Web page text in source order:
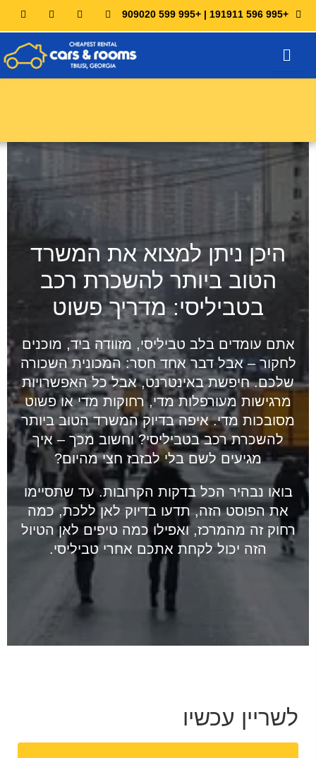
+995 596 191911 | +995 599 909020
שירות נהג
היכן ניתן למצוא את המשרד
הטוב ביותר להשכרת רכב
בטביליסי: מדריך פשוט
אתם עומדים בלב טביליסי, מזוודה ביד, מוכנים
לחקור – אבל דבר אחד חסר: המכונית השכורה
שלכם. חיפשת באינטרנט, אבל כל האפשרויות
מרגישות מעורפלות מדי, רחוקות מדי או פשוט
מסובכות מדי. איפה בדיוק המשרד הטוב ביותר
להשכרת רכב בטביליסי? וחשוב מכך – איך
מגיעים לשם בלי לבזבז חצי מהיום?
בואו נבהיר הכל בדקות הקרובות. עד שתסיימו
את הפוסט הזה, תדעו בדיוק לאן ללכת, כמה
רחוק זה מהמרכז, ואפילו כמה טיפים לאן הטיול
הזה יכול לקחת אתכם אחרי טביליסי.
לשריין עכשיו